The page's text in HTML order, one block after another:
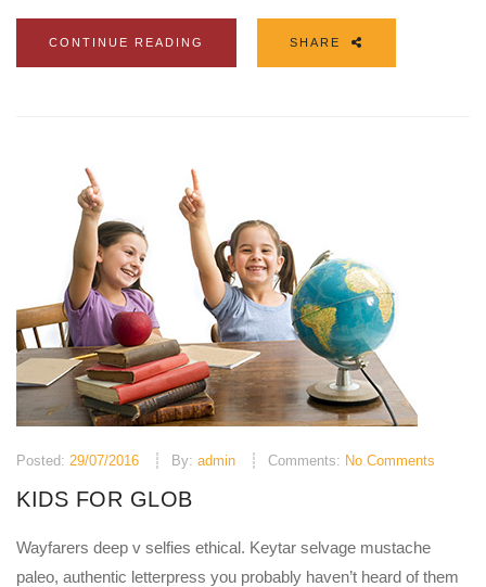
CONTINUE READING SHARE
Posted: 29/07/2016 By: admin Comments: No Comments
KIDS FOR GLOB
Wayfarers deep v selfies ethical. Keytar selvage mustache
paleo, authentic letterpress you probably haven’t heard of them